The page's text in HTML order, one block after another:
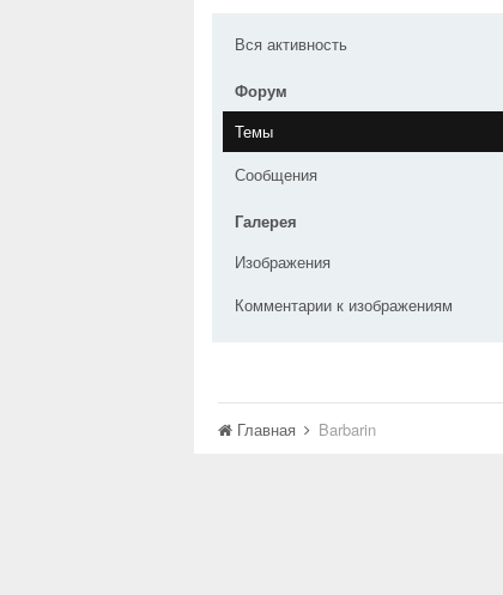
Вся активность
Форум
Темы
Сообщения
Галерея
Изображения
Комментарии к изображениям
Главная Barbarin